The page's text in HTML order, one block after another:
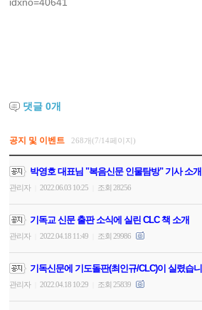
댓글0개
공지 및 이벤트 268개(7/14페이지)
박영호 대표님 "복음신문 인물탐방" 기사 소
관리자 2022.06.03 10:25 조회 28256
기독교 신문 출판 소식에 실린 CLC 책 소개
관리자 2022.04.18 11:49 조회 29986
기독신문에 기도돌판(최인규/CLC)이 실렸습
관리자 2022.04.18 10:29 조회 25839